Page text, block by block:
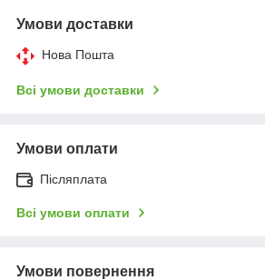
Умови доставки
Нова Пошта
Всі умови доставки
Умови оплати
Післяплата
Всі умови оплати
Умови повернення